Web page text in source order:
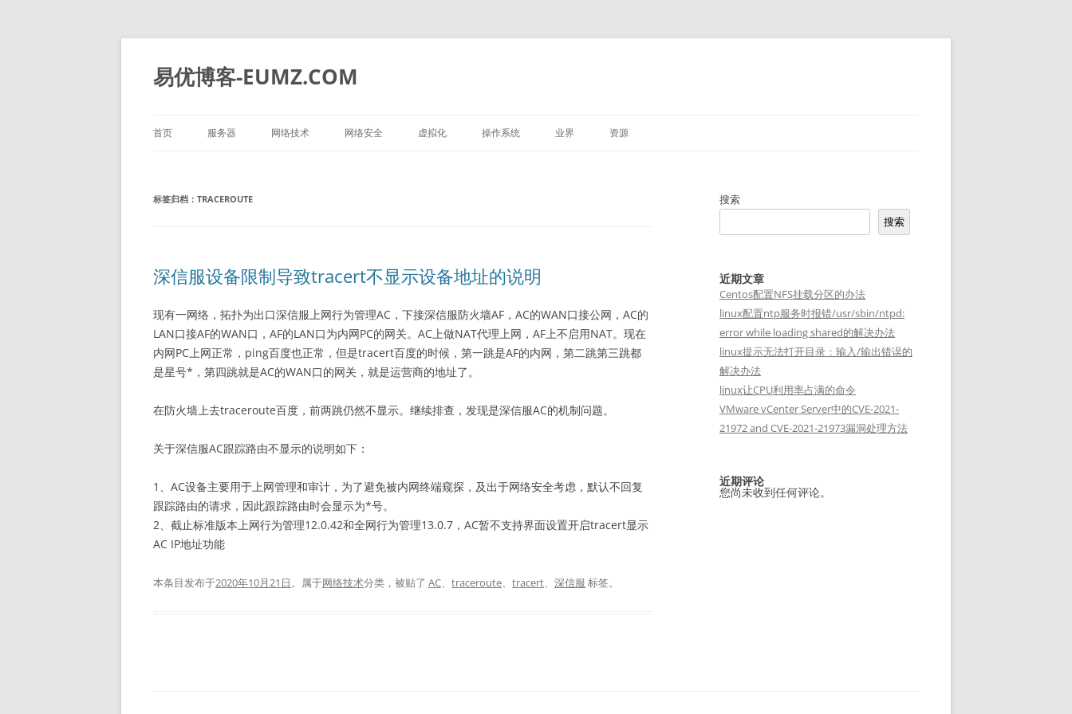
易优博客-EUMZ.COM
首页 服务器
HP
网络技术 网络安全 虚拟化 操作系统 业界 资源
标签归档： TRACEROUTE
深信服设备限制导致tracert不显示设备地址的说明
现有一网络，拓扑为出口深信服上网行为管理AC，下接深信服防火墙AF，AC的WAN口接公网，AC的
LAN口接AF的WAN口，AF的LAN口为内网PC的网关。AC上做NAT代理上网，AF上不启用NAT。现在
内网PC上网正常，ping百度也正常，但是tracert百度的时候，第一跳是AF的内网，第二跳第三跳都
是星号*，第四跳就是AC的WAN口的网关，就是运营商的地址了。
在防火墙上去traceroute百度，前两跳仍然不显示。继续排查，发现是深信服AC的机制问题。
关于深信服AC跟踪路由不显示的说明如下：
1、AC设备主要用于上网管理和审计，为了避免被内网终端窥探，及出于网络安全考虑，默认不回复
跟踪路由的请求，因此跟踪路由时会显示为*号。
2、截止标准版本上网行为管理12.0.42和全网行为管理13.0.7，AC暂不支持界面设置开启tracert显示
AC IP地址功能
本条目发布于2020年10月21日。属于网络技术分类，被贴了 AC、 traceroute、 tracert、 深信服 标签。
搜索
搜索
近期文章
Centos配置NFS挂载分区的办法
linux配置ntp服务时报错/usr/sbin/ntpd:
error while loading shared的解决办法
linux提示无法打开目录：输入/输出错误的
解决办法
linux让CPU利用率占满的命令
VMware vCenter Server中的CVE-2021-
21972 and CVE-2021-21973漏洞处理方法
近期评论
您尚未收到任何评论。